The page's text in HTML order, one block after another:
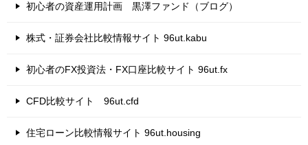
初心者の資産運用計画 黒澤ファンド（ブログ）
株式・証券会社比較情報サイト 96ut.kabu
初心者のFX投資法・FX口座比較サイト 96ut.fx
CFD比較サイト 96ut.cfd
住宅ローン比較情報サイト 96ut.housing